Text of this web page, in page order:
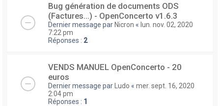
Bug génération de documents ODS
(Factures...) - OpenConcerto v1.6.3
Dernier message parNicron « lun. nov. 02, 2020
7:22 pm
Réponses : 2
VENDS MANUEL OpenConcerto - 20
euros
Dernier message parLudo « mer. sept. 16, 2020
2:04 pm
Réponses : 1